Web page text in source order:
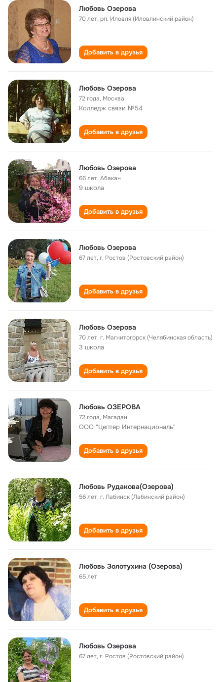
Любовь Озерова
70 лет,рп. Иловля (Иловлинский район)
Добавить в друзья
Любовь Озерова
72 года, Москва
Колледж связи №54
Добавить в друзья
Любовь Озерова
66 лет,Абакан
9 школа
Добавить в друзья
Любовь Озерова
67 лет,г. Ростов (Ростовский район)
Добавить в друзья
Любовь Озерова
70 лет,г. Магнитогорск (Челябинская область)
3 школа
Добавить в друзья
Любовь ОЗЕРОВА
72 года, Магадан
ООО "Цептер Интернациональ"
Добавить в друзья
Любовь Рудакова(Озерова)
56 лет,г. Лабинск (Лабинский район)
Добавить в друзья
Любовь Золотухина (Озерова)
65 лет
Добавить в друзья
Любовь Озерова
67 лет,г. Ростов (Ростовский район)